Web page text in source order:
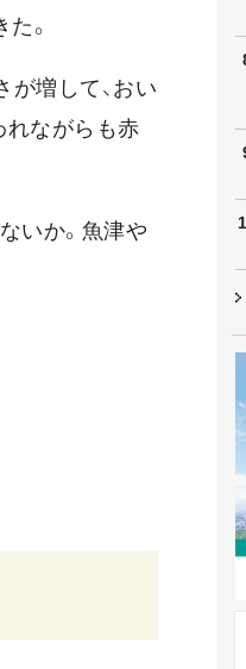
。
増して、おい
れながらも赤
いか。魚津や